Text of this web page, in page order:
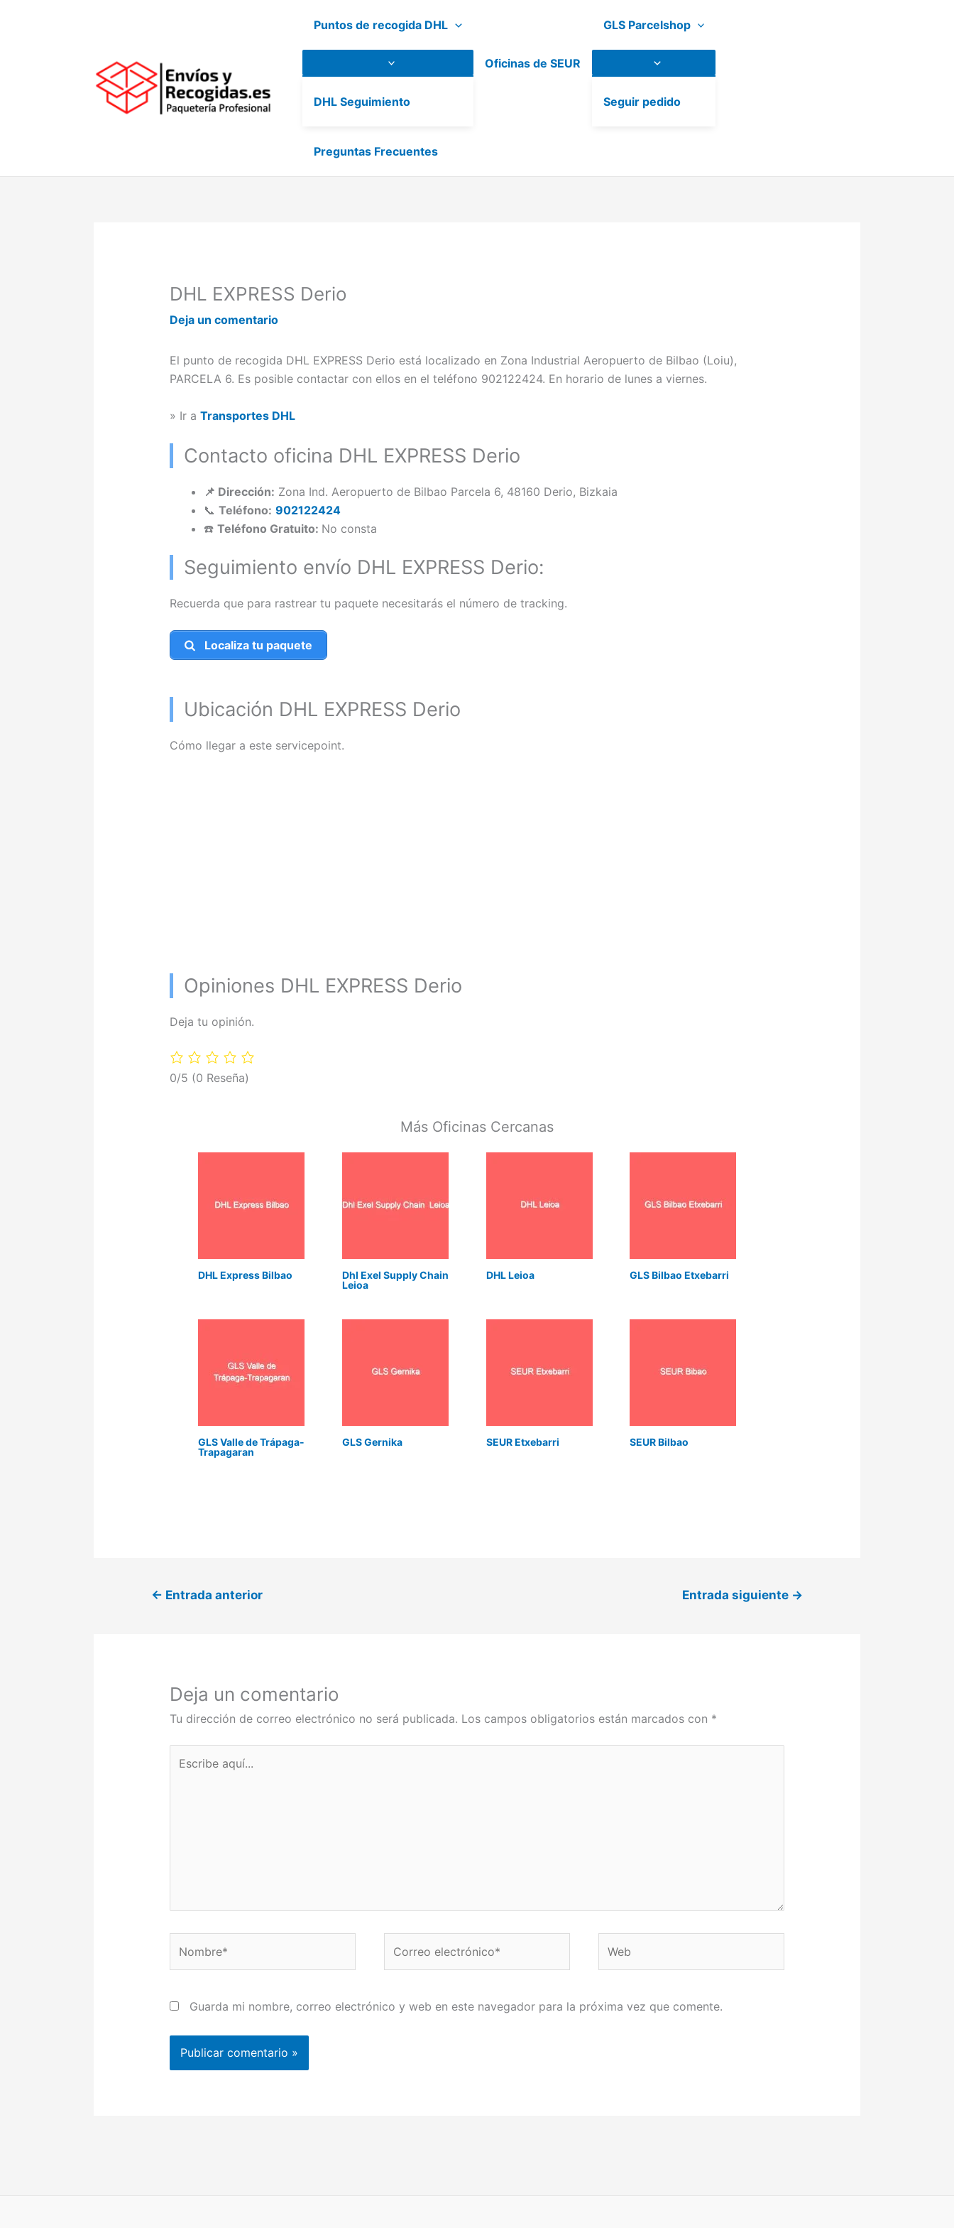
Puntos de recogida DHL
DHL Seguimiento
Oficinas de SEUR
GLS Parcelshop
Seguir pedido
Preguntas Frecuentes
DHL EXPRESS Derio
Deja un comentario
El punto de recogida DHL EXPRESS Derio está localizado en Zona Industrial Aeropuerto de Bilbao (Loiu),
PARCELA 6. Es posible contactar con ellos en el teléfono 902122424. En horario de lunes a viernes.
» Ir a Transportes DHL
Contacto oficina DHL EXPRESS Derio
📌 Dirección: Zona Ind. Aeropuerto de Bilbao Parcela 6, 48160 Derio, Bizkaia
📞 Teléfono: 902122424
☎️ Teléfono Gratuito: No consta
Seguimiento envío DHL EXPRESS Derio:
Recuerda que para rastrear tu paquete necesitarás el número de tracking.
Localiza tu paquete
Ubicación DHL EXPRESS Derio
Cómo llegar a este servicepoint.
Opiniones DHL EXPRESS Derio
Deja tu opinión.
0/5 (0 Reseña)
Más Oficinas Cercanas
DHL Express Bilbao
Dhl Exel Supply Chain
Leioa
DHL Leioa GLS Bilbao Etxebarri
GLS Valle de Trápaga-
Trapagaran
GLS Gernika SEUR Etxebarri SEUR Bilbao
← Entrada anterior Entrada siguiente →
Deja un comentario
Tu dirección de correo electrónico no será publicada. Los campos obligatorios están marcados con *
aquí...
electrónico*
Guarda mi nombre, correo electrónico y web en este navegador para la próxima vez que comente.